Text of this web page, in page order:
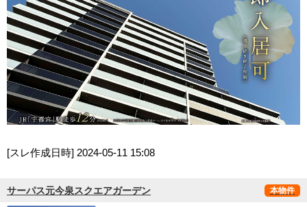
[スレ作成日時] 2024-05-11 15:08
サーパス元今泉スクエアガーデン 本物件